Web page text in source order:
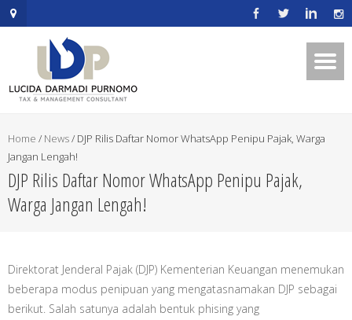
.mapouter{position:relative;text-
Home / News/ DJP Rilis Daftar Nomor WhatsApp Penipu Pajak, Warga
Jangan Lengah!
DJP Rilis Daftar Nomor WhatsApp Penipu Pajak,
Warga Jangan Lengah!
Direktorat Jenderal Pajak (DJP) Kementerian Keuangan menemukan
beberapa modus penipuan yang mengatasnamakan DJP sebagai
berikut. Salah satunya adalah bentuk phising yang